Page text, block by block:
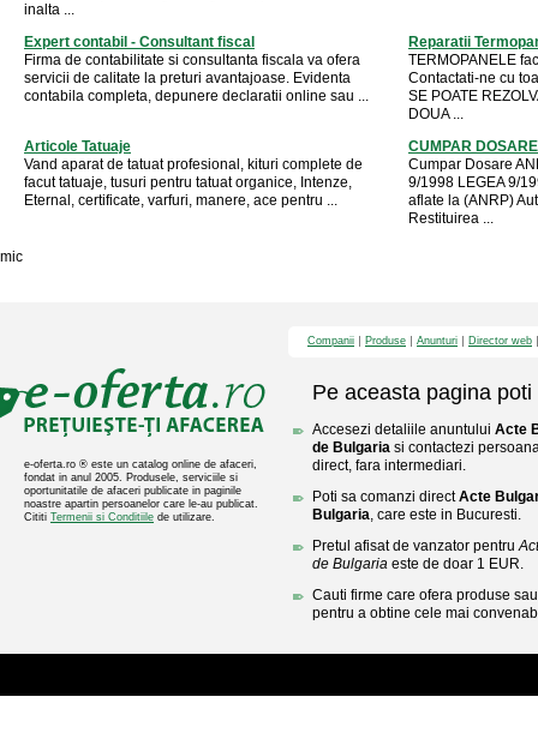
inalta ...
Expert contabil - Consultant fiscal
Firma de contabilitate si consultanta fiscala va ofera
servicii de calitate la preturi avantajoase. Evidenta
contabila completa, depunere declaratii online sau ...
Reparatii
TERMOPANELE
Contactati-ne cu
SE POATE
DOUA ...
Articole Tatuaje
Vand aparat de tatuat profesional, kituri complete de
facut tatuaje, tusuri pentru tatuat organice, Intenze,
Eternal, certificate, varfuri, manere, ace pentru ...
CUMPAR
Cumpar Dosare
9/1998 LEGEA 9/
aflate la (ANRP)
Restituirea ...
mic
e-oferta.ro ® este un catalog online de afaceri,
fondat in anul 2005. Produsele, serviciile si
oportunitatile de afaceri publicate in paginile
noastre apartin persoanelor care le-au publicat.
Cititi Termenii si Conditiile de utilizare.
Companii Produse Anunturi Director web
Pe aceasta pagina poti
Accesezi detaliile anuntului Acte
de Bulgaria si contactezi
direct, fara intermediari.
Poti sa comanzi directActe
Bulgaria, care este in Bucuresti.
Pretul afisat de vanzator pentru
de Bulgaria este de doar 1 EUR.
Cauti firme care ofera produse
pentru a obtine cele mai